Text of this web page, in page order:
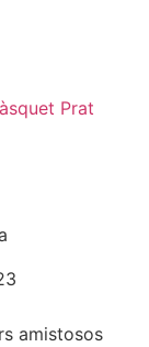
amistosos